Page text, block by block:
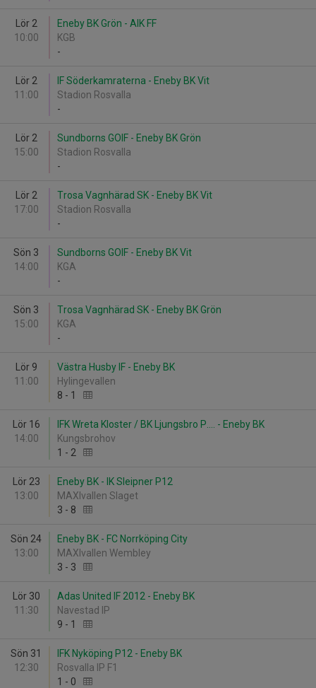
Lör 2
10:00
Eneby BK Grön - AIK FF
KGB
-
Lör 2
11:00
IF Söderkamraterna - Eneby BK Vit
Stadion Rosvalla
-
Lör 2
15:00
Sundborns GOIF - Eneby BK Grön
Stadion Rosvalla
-
Lör 2
17:00
Trosa Vagnhärad SK - Eneby BK Vit
Stadion Rosvalla
-
Sön 3
14:00
Sundborns GOIF - Eneby BK Vit
KGA
-
Sön 3
15:00
Trosa Vagnhärad SK - Eneby BK Grön
KGA
-
Lör 9
11:00
Västra Husby IF - Eneby BK
Hylingevallen
8 - 1
Lör 16
14:00
IFK Wreta Kloster / BK Ljungsbro P.... - Eneby BK
Kungsbrohov
1 - 2
Lör 23
13:00
Eneby BK - IK Sleipner P12
MAXIvallen Slaget
3 - 8
Sön 24
13:00
Eneby BK - FC Norrköping City
MAXIvallen Wembley
3 - 3
Lör 30
11:30
Adas United IF 2012 - Eneby BK
Navestad IP
9 - 1
Sön 31
12:30
IFK Nyköping P12 - Eneby BK
Rosvalla IP F1
1 - 0